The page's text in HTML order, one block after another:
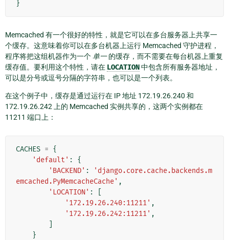
}
Memcached 有一个很好的特性，就是它可以在多台服务器上共享一
个缓存。这意味着你可以在多台机器上运行 Memcached 守护进程，
程序将把这组机器作为一个单一的缓存，而不需要在每台机器上重复
缓存值。要利用这个特性，请在 LOCATION中包含所有服务器地址，
可以是分号或逗号分隔的字符串，也可以是一个列表。
在这个例子中，缓存是通过运行在 IP 地址 172.19.26.240 和
172.19.26.242 上的 Memcached 实例共享的，这两个实例都在
11211 端口上：
CACHES = {
'default' :
{
'BACKEND' :
'django.core.cache.backends.m
emcached.PyMemcacheCache' ,
'LOCATION' :
'172.19.26.240:11211' ,
'172.19.26.242:11211' ,
}